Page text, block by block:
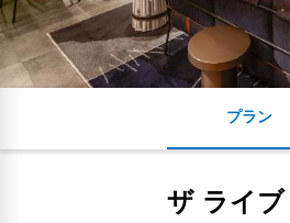
プラン
ザ ライブ